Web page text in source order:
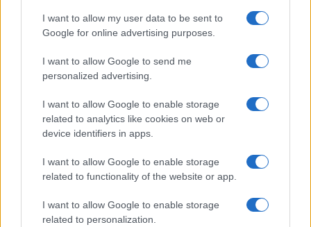
I want to allow my user data to be sent to
Google for online advertising purposes.
I want to allow Google to send me
personalized advertising.
I want to allow Google to enable storage
related to analytics like cookies on web or
device identifiers in apps.
I want to allow Google to enable storage
related to functionality of the website or app.
I want to allow Google to enable storage
related to personalization.
Μολυβιάτη, αλλά και τοζεύγος Βαρδινογιάννη
Η Εμινέ Ερντογάν ζήτησε να κάτσει δίπλα στην
Σίσσυ Παυλοπούλου, ενώ το πρωτόκολλο
προβλέπει ότι θα έπρεπε να κάτσει δίπλα στον
ΠτΔ και η σύζυγος του Προκόπη Παυλόπουλου
δίπλα στον Ρετζέπ Ταγίπ Ερντογάν.
TAGS
ΕΠΙΣΚΕΨΗ ΕΡΝΤΟΓΑΝ ΣΤΗΝ ΑΘΗΝΑ
ΕΠΙΣΚΕΨΗ ΕΡΝΤΟΓΑΝ ΑΘΗΝΑ